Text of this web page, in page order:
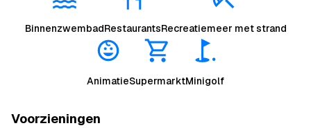
BinnenzwembadRestaurantsRecreatiemeer met strand
AnimatieSupermarktMinigolf
Voorzieningen